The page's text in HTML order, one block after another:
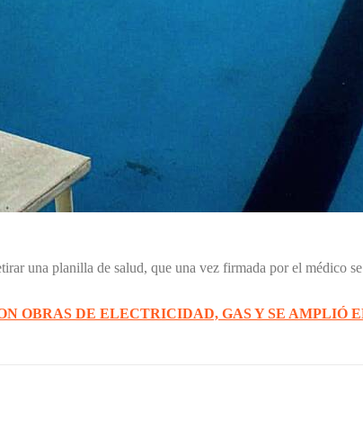
una planilla de salud, que una vez firmada por el médico
OBRAS DE ELECTRICIDAD, GAS Y SE AMPLIÓ